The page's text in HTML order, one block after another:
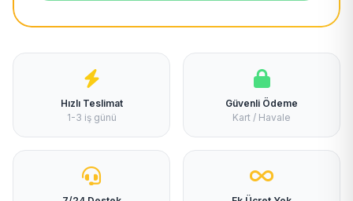
Hızlı Teslimat
1-3 iş günü
Güvenli Ödeme
Kart / Havale